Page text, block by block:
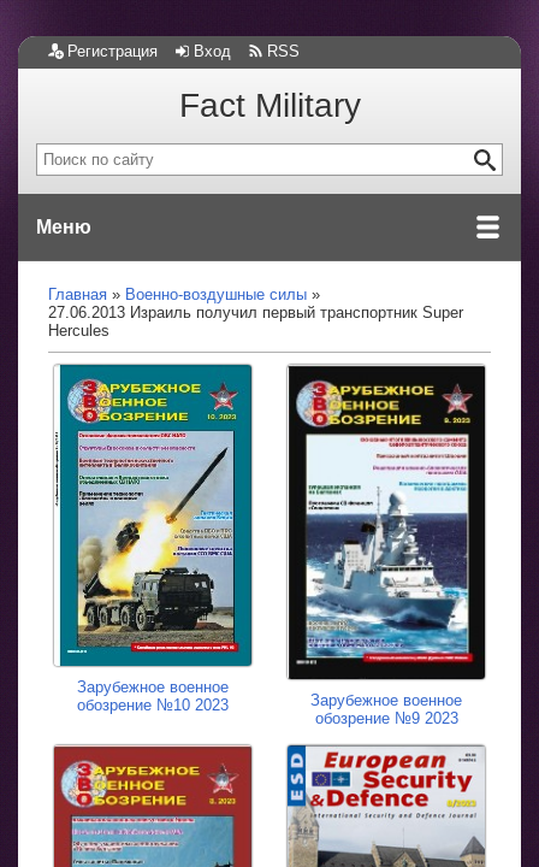
Регистрация Вход RSS
Fact Military
Меню
Главная
Военно-воздушные силы
27.06.2013 Израиль получил первый транспортник Super
Hercules
Зарубежное военное
обозрение №10 2023
Зарубежное военное
обозрение №9 2023